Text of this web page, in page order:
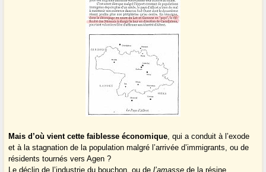
Mais d’où vient cette faiblesse économique, qui a conduit à l’exode
et à la stagnation de la population malgré l’arrivée d’immigrants, ou de
résidents tournés vers Agen ?
Le déclin de l’industrie du bouchon, ou del’amasse de la résine